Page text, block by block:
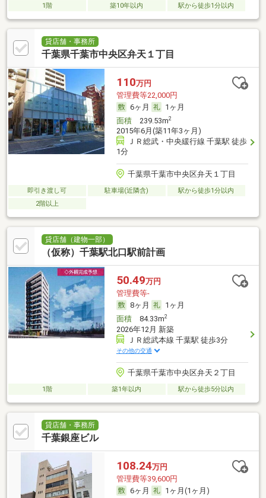
1階 築10年以内 駅から徒歩1分以内
貸店舗・事務所
千葉県千葉市中央区弁天１丁目
110万円
管理費等22,000円
6ヶ月
1ヶ月
面積239.53m2
2015年6月(築11年3ヶ月)
ＪＲ総武・中央緩行線 千葉駅 徒歩
1分
千葉県千葉市中央区弁天１丁目
即引き渡し可 駐車場(近隣含)
駅から徒歩1分以内
2階以上
貸店舗（建物一部）
（仮称）千葉駅北口駅前計画
50.49万円
管理費等-
8ヶ月
1ヶ月
面積84.33m2
2026年12月 新築
ＪＲ総武本線 千葉駅 徒歩3分
その他の交通
千葉県千葉市中央区弁天２丁目
1階 築1年以内 駅から徒歩5分以内
貸店舗・事務所
千葉銀座ビル
108.24万円
管理費等39,600円
6ヶ月
1ヶ月(1ヶ月)